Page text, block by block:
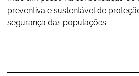
preventiva e sustentável de
segurança das populações.